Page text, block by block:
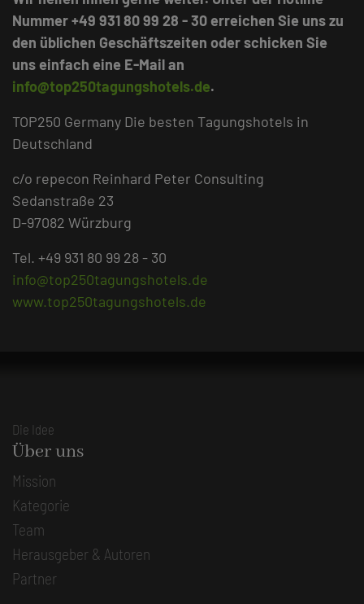
Nummer +49 931 80 99 28 - 30 erreichen Sie uns zu
den üblichen Geschäftszeiten oder schicken Sie
uns einfach eine E-Mail an
info@top250tagungshotels.de.
TOP250 Germany Die besten Tagungshotels in
Deutschland
c/o repecon Reinhard Peter Consulting
Sedanstraße 23
D-97082 Würzburg
Tel. +49 931 80 99 28 - 30
info@top250tagungshotels.de
www.top250tagungshotels.de
Die Idee
Über uns
Mission
Kategorie
Team
Herausgeber & Autoren
Partner